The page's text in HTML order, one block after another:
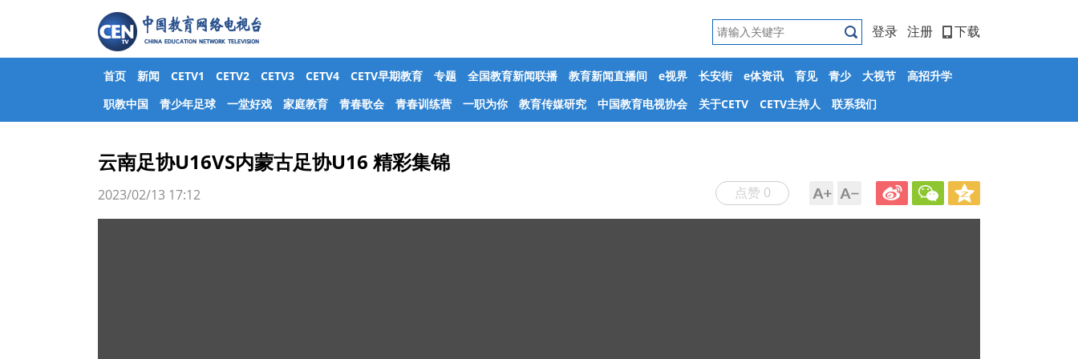
登录 注册 下载
首页 新闻 CETV1 CETV2 CETV3 CETV4 CETV早期教育 专题 全国教育新闻联播 教育新闻直播间 e视界 长安街 e体资讯 育见 青少 大视节
高招升学
职教中国
青少年足球 一堂好戏 家庭教育 青春歌会 青春训练营 一职为你 教育传媒研究 中国教育电视协会 关于CETV CETV主持人 联系我们
云南足协U16VS内蒙古足协U16 精彩集锦
点赞 0
2023/02/13 17:12